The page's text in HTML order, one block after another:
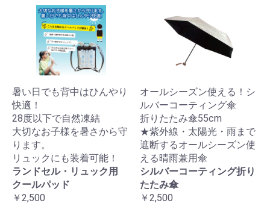
暑い日でも背中はひんやり
快適！
28度以下で自然凍結
大切なお子様を暑さから守
ります。
リュックにも装着可能！
ランドセル・リュック用
クールパッド
￥2,500
オールシーズン使える！シ
ルバーコーティング傘
折りたたみ傘55cm
★紫外線・太陽光・雨まで
遮断するオールシーズン使
える晴雨兼用傘
シルバーコーティング折り
たたみ傘
￥2,500